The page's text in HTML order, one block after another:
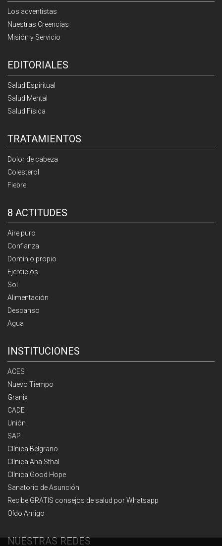
Los adventistas
Nuestras Creencias
Misión y Servicio
EDITORIALES
Salud Espiritual
Salud Mental
Salud Física
TRATAMIENTOS
Dolor de cabeza
Colesterol
Fiebre
8 ACTITUDES
Aire puro
Confianza
Dominio propio
Ejercicios
Sol
Alimentación
Descanso
Agua
INSTITUCIONES
ACES
Nuevo Tiempo
Granix
CADE
Unión
SAP
Clínica Belgrano
Clínica Ana Sthal
Clínica Good Hope
Sanatorio de Asunción
Recibe GRATIS consejos de salud por Whatsapp
Oído Amigo
NUESTRAS REDES